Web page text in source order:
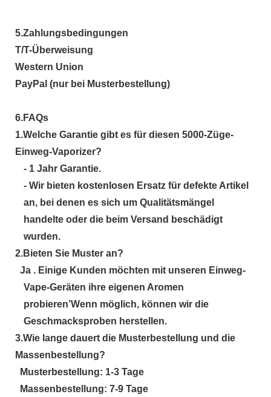
5.Zahlungsbedingungen
T/T-Überweisung
Western Union
PayPal (nur bei Musterbestellung)
6.FAQs
1.Welche Garantie gibt es für diesen 5000-Züge-
Einweg-Vaporizer?
- 1 Jahr Garantie.
- Wir bieten kostenlosen Ersatz für defekte Artikel
an, bei denen es sich um Qualitätsmängel
handelte oder die beim Versand beschädigt
wurden.
2.Bieten Sie Muster an?
Ja . Einige Kunden möchten mit unseren Einweg-
Vape-Geräten ihre eigenen Aromen
probieren’Wenn möglich, können wir die
Geschmacksproben herstellen.
3.Wie lange dauert die Musterbestellung und die
Massenbestellung?
Musterbestellung: 1-3 Tage
Massenbestellung: 7-9 Tage